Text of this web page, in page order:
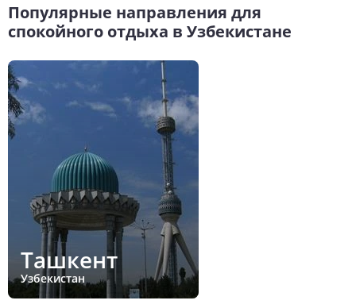
Популярные направления для
спокойного отдыха в Узбекистане
Ташкент
Узбекистан